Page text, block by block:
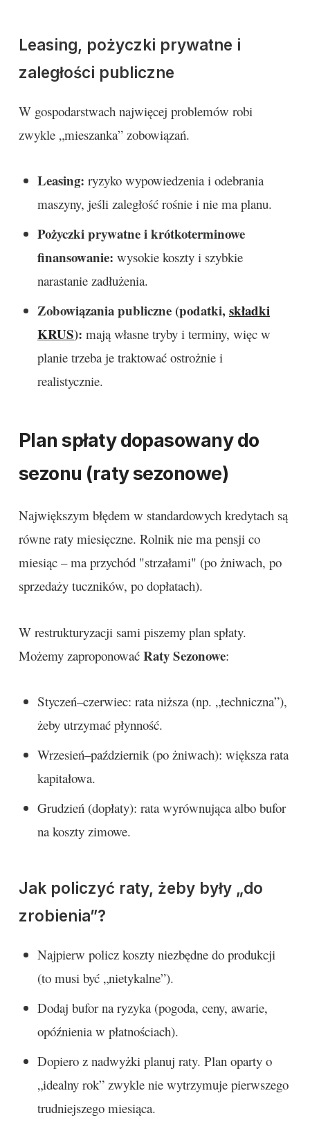
Leasing, pożyczki prywatne i
zaległości publiczne
W gospodarstwach najwięcej problemów robi
zwykle „mieszanka” zobowiązań.
Leasing: ryzyko wypowiedzenia i odebrania
maszyny, jeśli zaległość rośnie i nie ma planu.
Pożyczki prywatne i krótkoterminowe
finansowanie: wysokie koszty i szybkie
narastanie zadłużenia.
Zobowiązania publiczne (podatki,składki
KRUS): mają własne tryby i terminy, więc w
planie trzeba je traktować ostrożnie i
realistycznie.
Plan spłaty dopasowany do
sezonu (raty sezonowe)
Największym błędem w standardowych kredytach są
równe raty miesięczne. Rolnik nie ma pensji co
miesiąc – ma przychód "strzałami" (po żniwach, po
sprzedaży tuczników, po dopłatach).
W restrukturyzacji sami piszemy plan spłaty.
Możemy zaproponować Raty Sezonowe:
Styczeń–czerwiec: rata niższa (np. „techniczna”),
żeby utrzymać płynność.
Wrzesień–październik (po żniwach): większa rata
kapitałowa.
Grudzień (dopłaty): rata wyrównująca albo bufor
na koszty zimowe.
Jak policzyć raty, żeby były „do
zrobienia”?
Najpierw policz koszty niezbędne do produkcji
(to musi być „nietykalne”).
Dodaj bufor na ryzyka (pogoda, ceny, awarie,
opóźnienia w płatnościach).
Dopiero z nadwyżki planuj raty. Plan oparty o
„idealny rok” zwykle nie wytrzymuje pierwszego
trudniejszego miesiąca.